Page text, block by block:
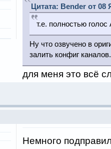
Цитата: Bender от 08
т.е. полностью
Ну что озвучено в
залить конфиг каналов.
для меня это всё
Немного